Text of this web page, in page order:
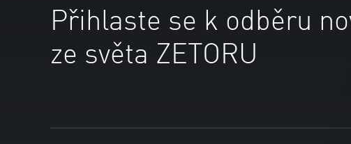
Přihlaste se k odběru
ze světa ZETORU